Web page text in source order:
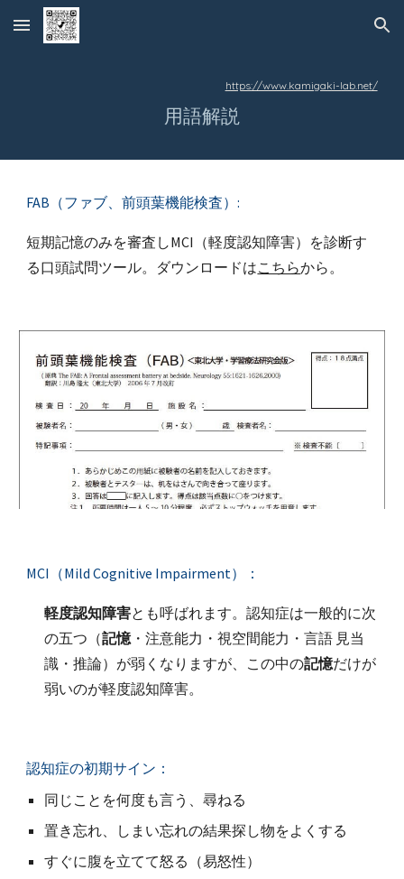
Skip to main content Skip to navigation
https://www.kamigaki-lab.net/
用語解説
FAB（ファブ、前頭葉機能検査）:
短期記憶のみを審査しMCI（軽度認知障害）を診断す
る口頭試問ツール。ダウンロードはこちらから。
MCI（Mild Cognitive Impairment）：
軽度認知障害とも呼ばれます。認知症は一般的に次
の五つ（記憶・注意能力・視空間能力・言語 見当
識・推論）が弱くなりますが、この中の記憶だけが
弱いのが軽度認知障害。
認知症の初期サイン：
同じことを何度も言う、尋ねる
置き忘れ、しまい忘れの結果探し物をよくする
すぐに腹を立てて怒る（易怒性）